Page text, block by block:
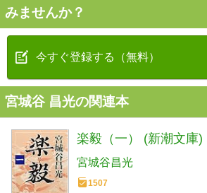
みませんか？
今すぐ登録する（無料）
宮城谷 昌光の関連本
楽毅（一） (新潮文庫)
宮城谷昌光
1507